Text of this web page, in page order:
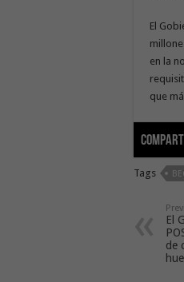
El
en la
que
Tags
El
de